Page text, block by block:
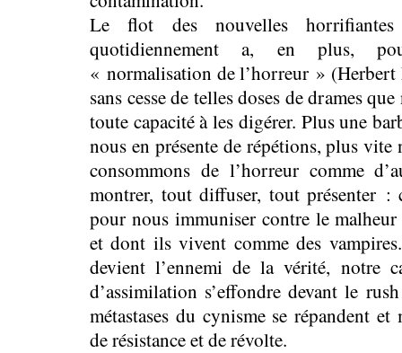
Le flot des nouvelles
quotidiennement a, en plus,
« normalisation de l’horreur » (Herbert
sans cesse de telles doses de drames
toute capacité à les digérer. Plus une
nous en présente de répétions, plus
consommons de l’horreur comme
montrer, tout diffuser, tout présenter :
pour nous immuniser contre le
et dont ils vivent comme des
devient l’ennemi de la vérité, notre
d’assimilation s’effondre devant le
métastases du cynisme se répandent et
de résistance et de révolte.